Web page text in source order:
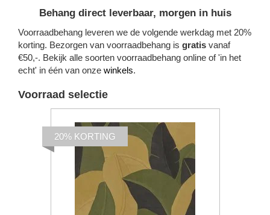
Behang direct leverbaar, morgen in huis
Voorraadbehang leveren we de volgende werkdag met 20%
korting. Bezorgen van voorraadbehang is gratis vanaf
€50,-. Bekijk alle soorten voorraadbehang online of 'in het
echt' in één van onze winkels.
Voorraad selectie
20% KORTING